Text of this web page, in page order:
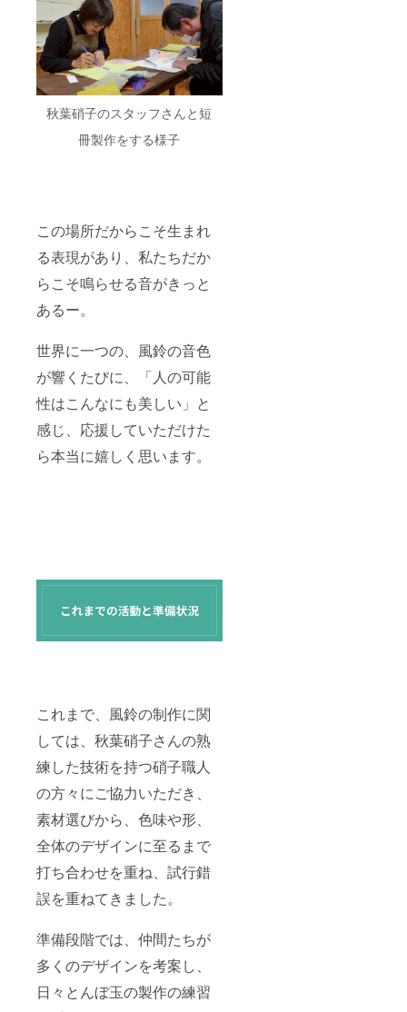
秋葉硝子のスタッフさんと短
冊製作をする様子
この場所だからこそ生まれ
る表現があり、私たちだか
らこそ鳴らせる音がきっと
あるー。
世界に一つの、風鈴の音色
が響くたびに、「人の可能
性はこんなにも美しい」と
感じ、応援していただけた
ら本当に嬉しく思います。
これまで、風鈴の制作に関
しては、秋葉硝子さんの熟
練した技術を持つ硝子職人
の方々にご協力いただき、
素材選びから、色味や形、
全体のデザインに至るまで
打ち合わせを重ね、試行錯
誤を重ねてきました。
準備段階では、仲間たちが
多くのデザインを考案し、
日々とんぼ玉の製作の練習